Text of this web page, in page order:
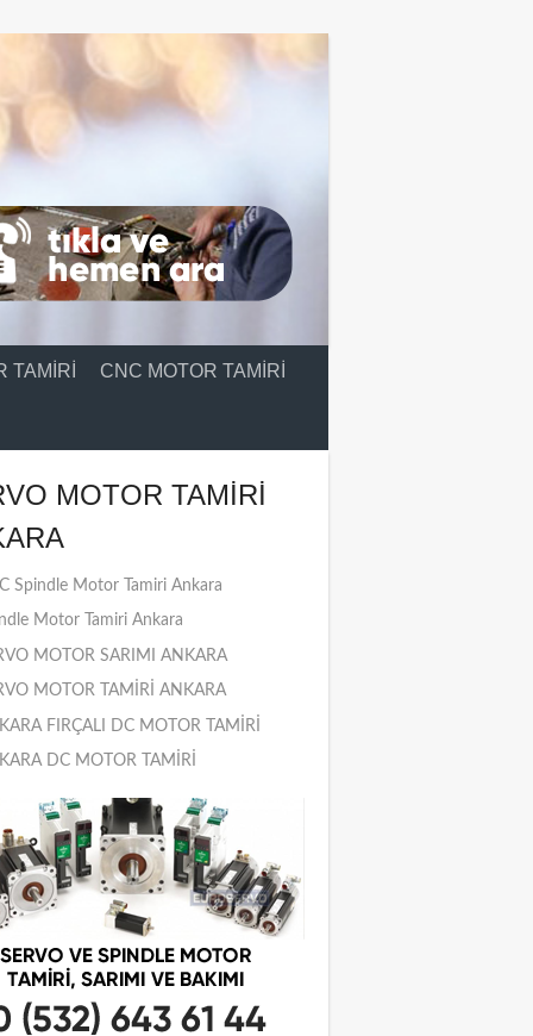
TAMIRI CNC MOTOR TAMIRI
MOTOR TAMIRI
Spindle Motor Tamiri Ankara
Motor Tamiri Ankara
MOTOR SARIMI ANKARA
MOTOR TAMİRİ ANKARA
FIRÇALI DC MOTOR TAMİRİ
DC MOTOR TAMİRİ